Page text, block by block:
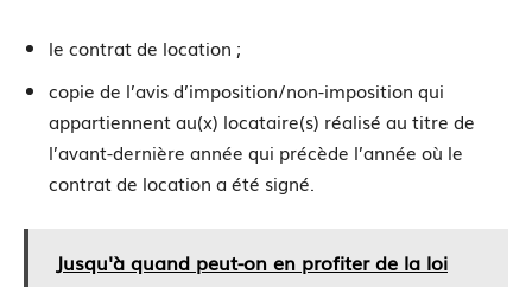
le contrat de location ;
copie de l’avis d’imposition/non-imposition qui
appartiennent au(x) locataire(s) réalisé au titre de
l’avant-dernière année qui précède l’année où le
contrat de location a été signé.
Jusqu'à quand peut-on en profiter de la loi